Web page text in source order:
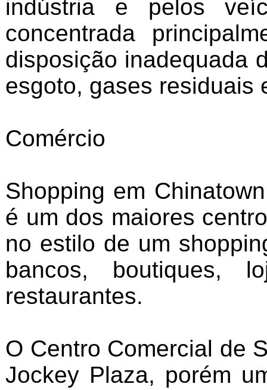
indústria e pelos
concentrada
disposição inadequada
esgoto, gases residuais
Comércio
Shopping em
é um dos maiores
no estilo de um
bancos, boutiques,
restaurantes.
O Centro Comercial de
Jockey Plaza, porém